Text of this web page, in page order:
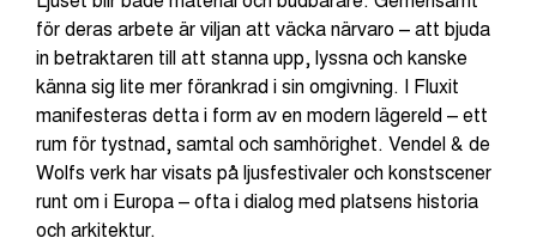
för deras arbete är viljan att väcka närvaro – att bjuda
in betraktaren till att stanna upp, lyssna och kanske
känna sig lite mer förankrad i sin omgivning. I Fluxit
manifesteras detta i form av en modern lägereld – ett
rum för tystnad, samtal och samhörighet. Vendel & de
Wolfs verk har visats på ljusfestivaler och konstscener
runt om i Europa – ofta i dialog med platsens historia
och arkitektur.